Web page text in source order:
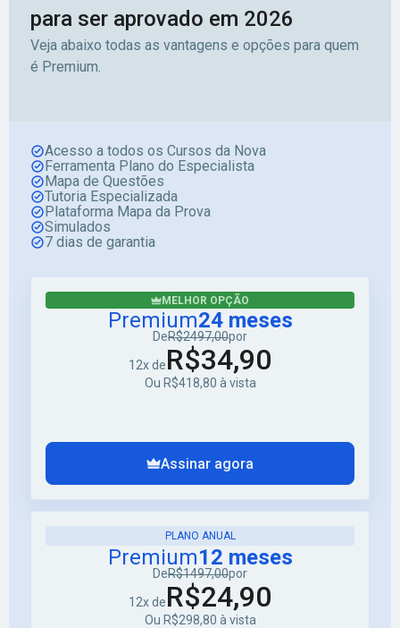
para ser aprovado em 2026
Veja abaixo todas as vantagens e opções para quem
é Premium.
Acesso a todos os Cursos da Nova
Ferramenta Plano do Especialista
Mapa de Questões
Tutoria Especializada
Plataforma Mapa da Prova
Simulados
7 dias de garantia
MELHOR OPÇÃO
Premium24 meses
DeR$2497,00por
12x deR$34,90
Ou R$418,80 à vista
Assinar agora
PLANO ANUAL
Premium12 meses
DeR$1497,00por
12x deR$24,90
Ou R$298,80 à vista